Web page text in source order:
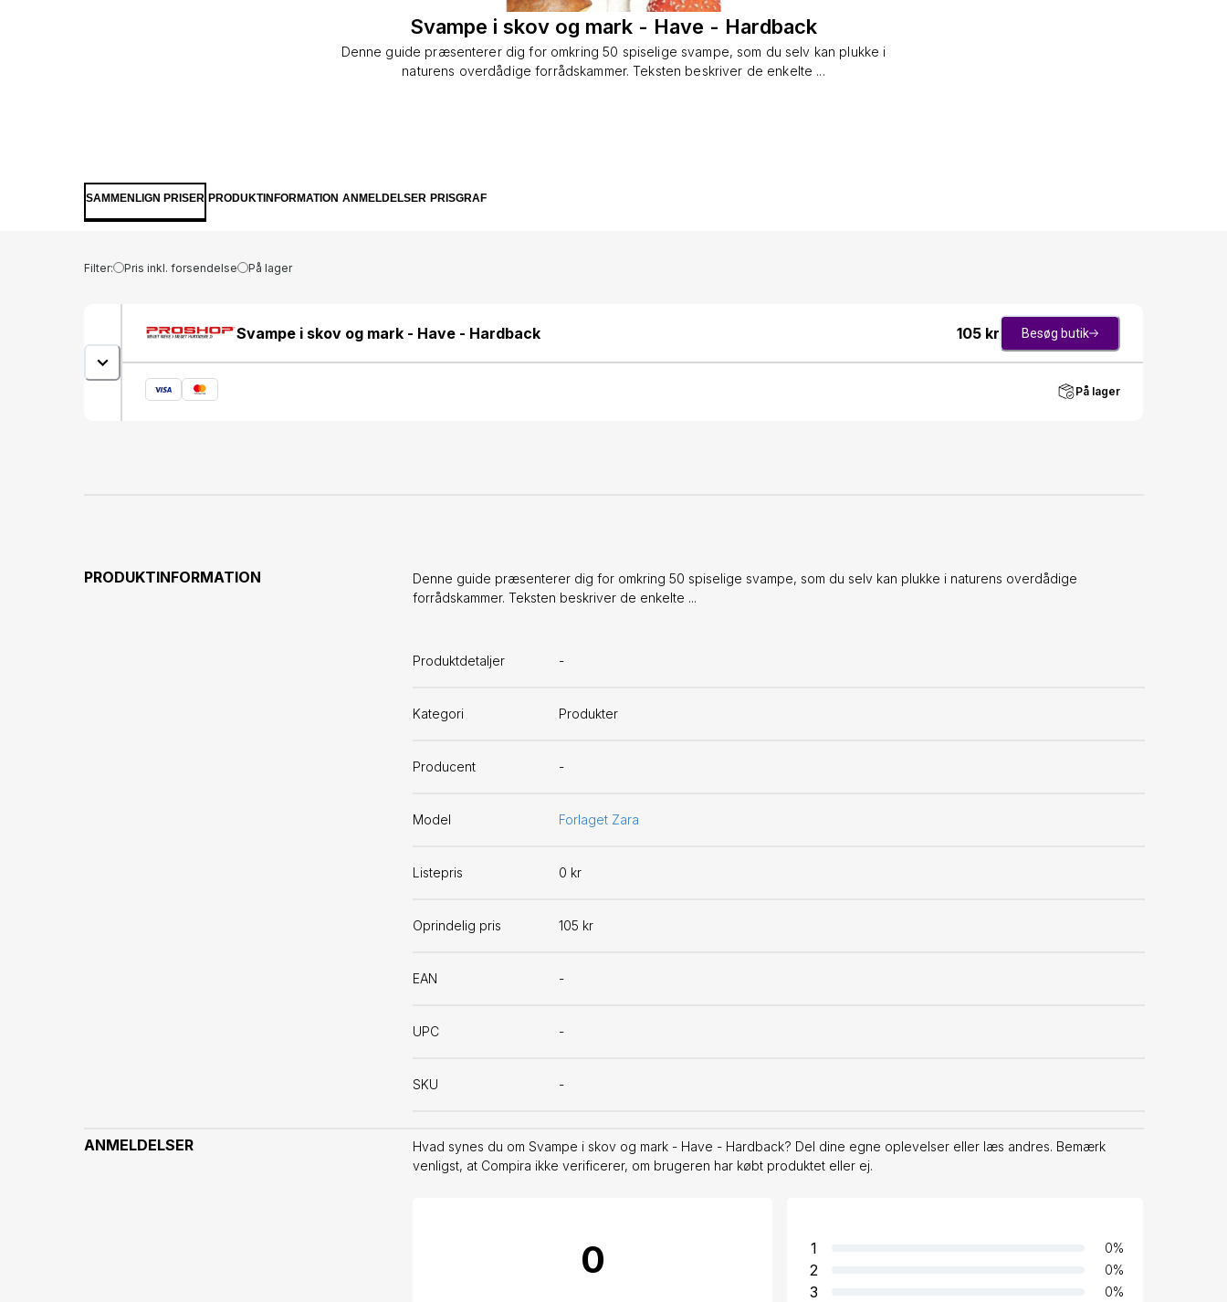
Svampe i skov og mark - Have - Hardback
Denne guide præsenterer dig for omkring 50 spiselige svampe, som du selv kan plukke i
naturens overdådige forrådskammer. Teksten beskriver de enkelte ...
SAMMENLIGN PRISER PRODUKTINFORMATION ANMELDELSER PRISGRAF
Filter: Pris inkl. forsendelse På lager
Svampe i skov og mark - Have - Hardback 105 kr Besøg butik
På lager
PRODUKTINFORMATION
Denne guide præsenterer dig for omkring 50 spiselige svampe, som du selv kan plukke i naturens overdådige
forrådskammer. Teksten beskriver de enkelte ...
Produktdetaljer -
Kategori Produkter
Producent -
Model Forlaget Zara
Listepris 0 kr
Oprindelig pris 105 kr
EAN -
UPC -
SKU -
ANMELDELSER
Hvad synes du om Svampe i skov og mark - Have - Hardback? Del dine egne oplevelser eller læs andres. Bemærk
venligst, at Compira ikke verificerer, om brugeren har købt produktet eller ej.
0 1 0%
2 0%
3 0%